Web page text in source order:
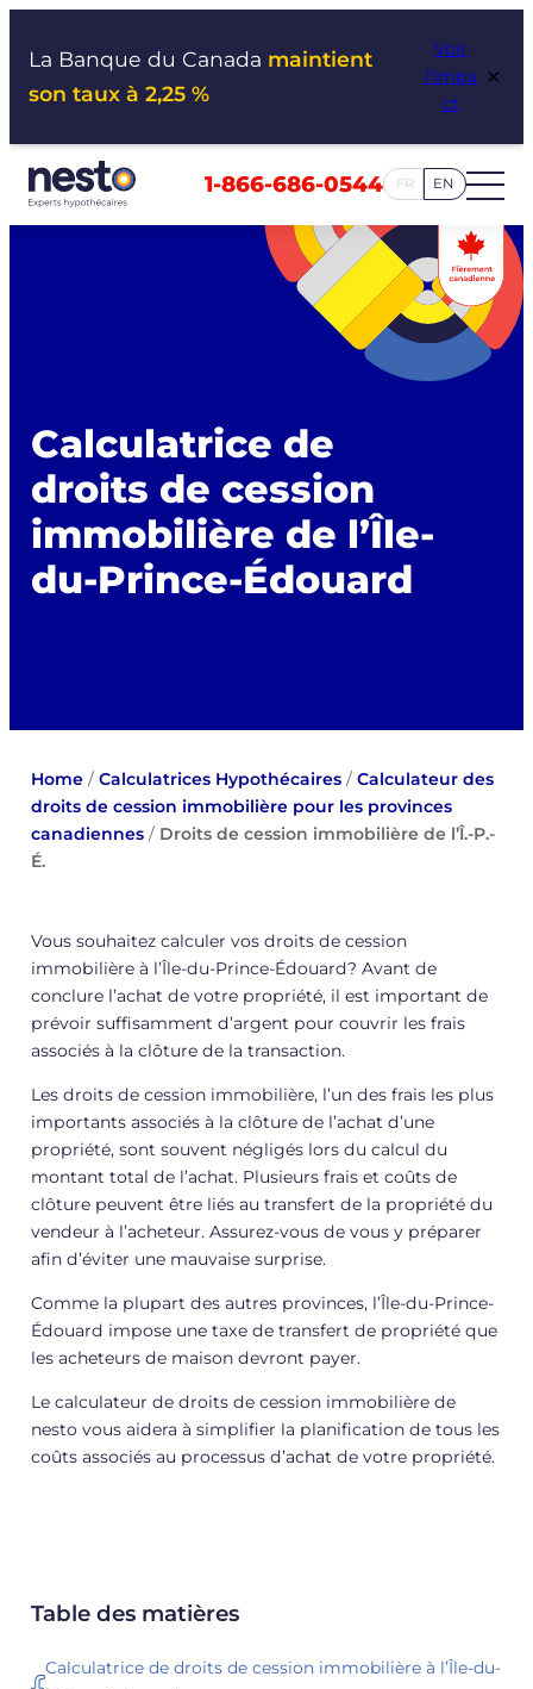
La Banque du Canada maintient
son taux à 2,25 %
Voir
l’impa
ct
×
1-866-686-0544 FR EN
Calculatrice de
droits de cession
immobilière de l’Île-
du-Prince-Édouard
Home/ Calculatrices Hypothécaires/ Calculateur des
droits de cession immobilière pour les provinces
canadiennes/ Droits de cession immobilière de l’Î.-P.-
É.
Vous souhaitez calculer vos droits de cession
immobilière à l’Île-du-Prince-Édouard? Avant de
conclure l’achat de votre propriété, il est important de
prévoir suffisamment d’argent pour couvrir les frais
associés à la clôture de la transaction.
Les droits de cession immobilière, l’un des frais les plus
importants associés à la clôture de l’achat d’une
propriété, sont souvent négligés lors du calcul du
montant total de l’achat. Plusieurs frais et coûts de
clôture peuvent être liés au transfert de la propriété du
vendeur à l’acheteur. Assurez-vous de vous y préparer
afin d’éviter une mauvaise surprise.
Comme la plupart des autres provinces, l’Île-du-Prince-
Édouard impose une taxe de transfert de propriété que
les acheteurs de maison devront payer.
Le calculateur de droits de cession immobilière de
nesto vous aidera à simplifier la planification de tous les
coûts associés au processus d’achat de votre propriété.
Table des matières
Calculatrice de droits de cession immobilière à l’Île-du-